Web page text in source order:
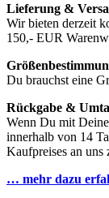
Lieferung &
Wir bieten derzeit
150,- EUR
Du brauchst eine
Rückgabe &
Wenn Du mit
innerhalb von 14
Kaufpreises an uns
… mehr dazu